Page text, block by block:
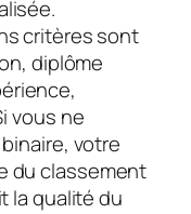
critères sont
diplôme
vous ne
votre
du classement
la qualité du